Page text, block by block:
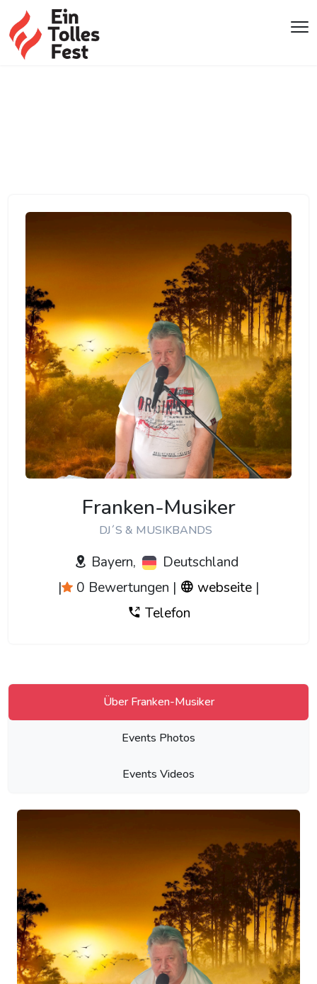
Franken-Musiker
DJ´S & MUSIKBANDS
Bayern,
Deutschland
|
0 Bewertungen | webseite |
Telefon
Über Franken-Musiker
Events Photos
Events Videos